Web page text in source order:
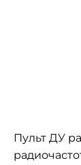
Пульт ДУ